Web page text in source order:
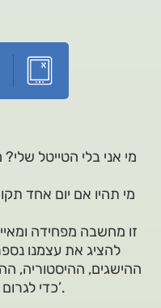
מי תהיו אם יום אחד
זו מחשבה מפחידה
להציג את עצמנו
ההישגים, ההיסטוריה,
כדי לגרום לצד השני לחשוב שאנחנו ‘ראויים’.